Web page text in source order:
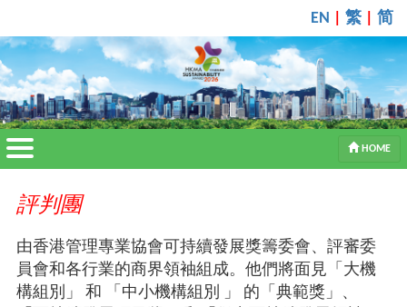
EN 繁 简
HOME
評判團
由香港管理專業協會可持續發展獎籌委會、評審委
員會和各行業的商界領袖組成。他們將面見「大機
構組別」 和 「中小機構組別 」 的「典範獎」、